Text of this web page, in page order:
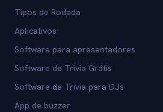
Tipos de Rodada
Aplicativos
Software para apresentadores
Software de Trivia Grátis
Software de Trivia para DJs
App de buzzer